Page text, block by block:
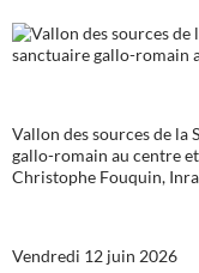
Vallon des sources de la
gallo-romain au centre
Christophe Fouquin, Inra
Vendredi 12 juin 2026